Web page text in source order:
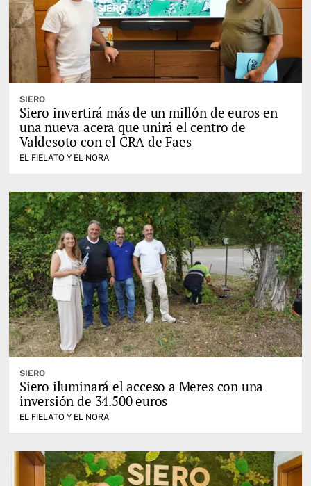
SIERO
Siero invertirá más de un millón de euros en
una nueva acera que unirá el centro de
Valdesoto con el CRA de Faes
EL FIELATO Y EL NORA
SIERO
Siero iluminará el acceso a Meres con una
inversión de 34.500 euros
EL FIELATO Y EL NORA